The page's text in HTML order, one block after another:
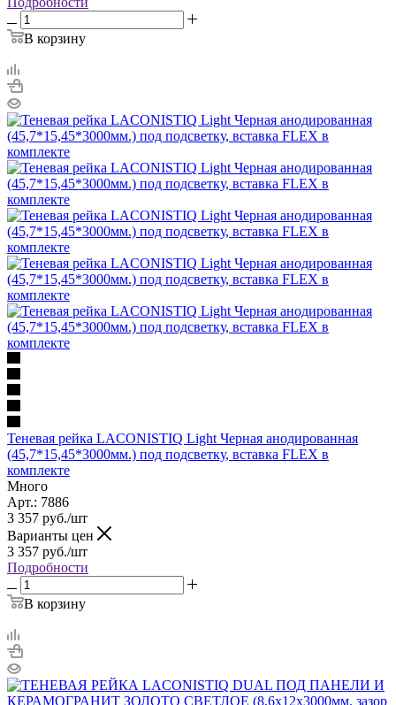
В корзину
Теневая рейка LACONISTIQ Light Черная анодированная
(45,7*15,45*3000мм.) под подсветку, вставка FLEX в
комплекте
Много
Арт.: 7886
3 357 руб./шт
Варианты цен
3 357 руб./шт
Подробности
В корзину